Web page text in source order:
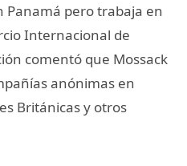
Panamá pero trabaja en
Internacional de
comentó que Mossack
anónimas en
Británicas y otros